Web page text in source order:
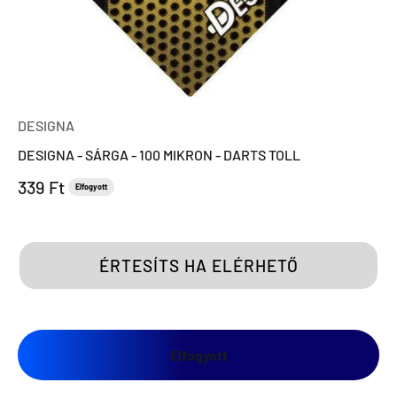
DESIGNA
DESIGNA - SÁRGA - 100 MIKRON - DARTS TOLL
Eladási ár
339 Ft Elfogyott
ÉRTESÍTS HA ELÉRHETŐ
Elfogyott